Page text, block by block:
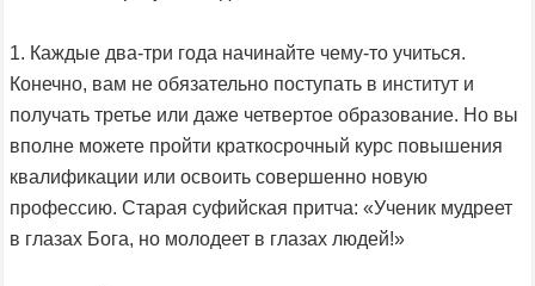
1. Каждые два-три года начинайте чему-то учиться.
Конечно, вам не обязательно поступать в институт и
получать третье или даже четвертое образование. Но вы
вполне можете пройти краткосрочный курс повышения
квалификации или освоить совершенно новую
профессию. Старая суфийская притча: «Ученик мудреет
в глазах Бога, но молодеет в глазах людей!»